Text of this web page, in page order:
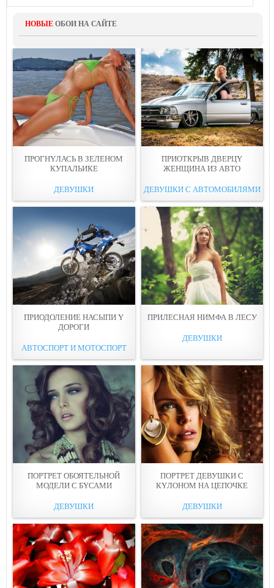
НОВЫЕ ОБОИ НА САЙТЕ
ПРОГНYЛАСЬ В ЗЕЛЕНОМ
КУПАЛЬИКЕ
ДЕВУШКИ
ПРИОТКРЫВ ДВЕРЦY
ЖЕНЩИНА ИЗ АВТО
ДЕВУШКИ С АВТОМОБИЛЯМИ
ПРИОДОЛЕНИЕ НАСЫПИ Y
ДОРОГИ
АВТОСПОРТ И МОТОСПОРТ
ПРИЛЕСНАЯ НИМФА В ЛЕСУ
ДЕВУШКИ
ПОРТРЕТ ОБОЯТЕЛЬНОЙ
МОДЕЛИ С БYСАМИ
ДЕВУШКИ
ПОРТРЕТ ДЕВУШКИ С
КYЛОНОМ НА ЦЕПОЧКE
ДЕВУШКИ